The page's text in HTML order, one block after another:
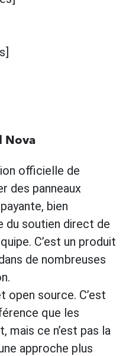
Nova
officielle de
des panneaux
bien
du soutien direct de
C’est un produit
de nombreuses
open source. C’est
que les
mais ce n’est pas la
approche plus